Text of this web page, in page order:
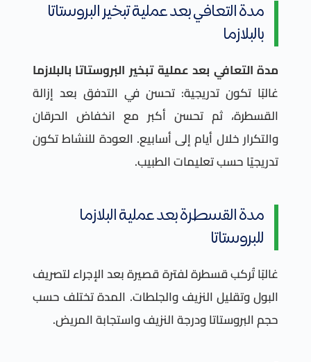
مدة التعافي بعد عملية تبخير البروستاتا
بالبلازما
مدة التعافي بعد عملية تبخير البروستاتا بالبلازما
غالبًا تكون تدريجية: تحسن في التدفق بعد إزالة
القسطرة، ثم تحسن أكبر مع انخفاض الحرقان
والتكرار خلال أيام إلى أسابيع. العودة للنشاط تكون
تدريجيًا حسب تعليمات الطبيب.
مدة القسطرة بعد عملية البلازما
للبروستاتا
غالبًا تُركب قسطرة لفترة قصيرة بعد الإجراء لتصريف
البول وتقليل النزيف والجلطات. المدة تختلف حسب
حجم البروستاتا ودرجة النزيف واستجابة المريض.